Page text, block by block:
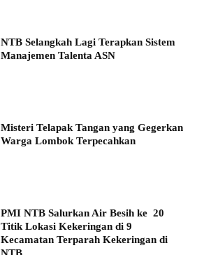
NTB Selangkah Lagi Terapkan Sistem
Manajemen Talenta ASN
Misteri Telapak Tangan yang Gegerkan
Warga Lombok Terpecahkan
PMI NTB Salurkan Air Besih ke 20
Titik Lokasi Kekeringan di 9
Kecamatan Terparah Kekeringan di
NTB